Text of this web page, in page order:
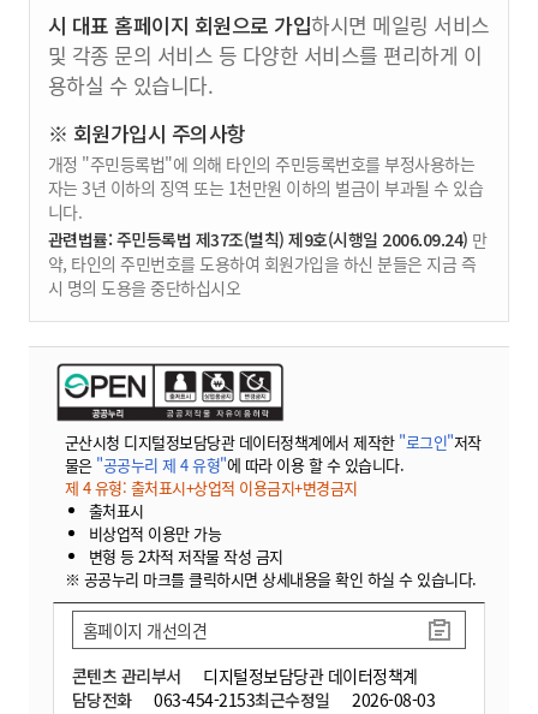
시 대표 홈페이지 회원으로 가입하시면 메일링 서비스
및 각종 문의 서비스 등 다양한 서비스를 편리하게 이
용하실 수 있습니다.
※ 회원가입시 주의사항
개정 "주민등록법"에 의해 타인의 주민등록번호를 부정사용하는
자는 3년 이하의 징역 또는 1천만원 이하의 벌금이 부과될 수 있습
니다.
관련법률: 주민등록법 제37조(벌칙) 제9호(시행일 2006.09.24) 만
약, 타인의 주민번호를 도용하여 회원가입을 하신 분들은 지금 즉
시 명의 도용을 중단하십시오
군산시청 디지털정보담당관 데이터정책계에서 제작한 "로그인"저작
물은 "공공누리 제 4 유형"에 따라 이용 할 수 있습니다.
제 4 유형: 출처표시+상업적 이용금지+변경금지
출처표시
비상업적 이용만 가능
변형 등 2차적 저작물 작성 금지
※ 공공누리 마크를 클릭하시면 상세내용을 확인 하실 수 있습니다.
콘텐츠 관리부서
디지털정보담당관 데이터정책계
담당전화
063-454-2153최근수정일 2026-08-03
홈페이지 개선의견